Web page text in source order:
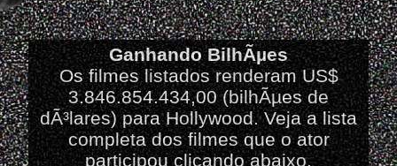
Ganhando BilhÃµes
Os filmes listados renderam US$
3.846.854.434,00 (bilhÃµes de
dÃ³lares) para Hollywood. Veja a lista
completa dos filmes que o ator
participou clicando abaixo.